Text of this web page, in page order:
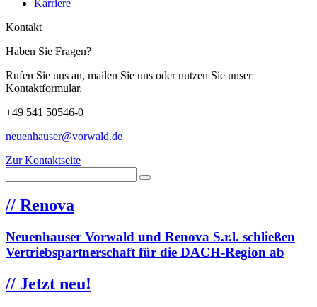
Karriere
Kontakt
Haben Sie Fragen?
Rufen Sie uns an, mailen Sie uns oder nutzen Sie unser
Kontaktformular.
+49 541 50546-0
neuenhauser@vorwald.de
Zur Kontaktseite
// Renova
Neuenhauser Vorwald und Renova S.r.l. schließen
Vertriebspartnerschaft für die DACH-Region ab
// Jetzt neu!